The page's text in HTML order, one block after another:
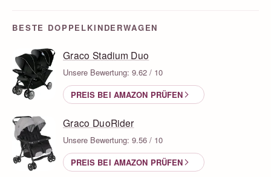
BESTE DOPPELKINDERWAGEN
Graco Stadium Duo
Unsere Bewertung: 9.62 / 10
PREIS BEI AMAZON PRÜFEN
Graco DuoRider
Unsere Bewertung: 9.56 / 10
PREIS BEI AMAZON PRÜFEN